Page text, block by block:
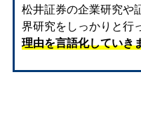
松井証券の企業研究や
界研究をしっかりと行
理由を言語化していき